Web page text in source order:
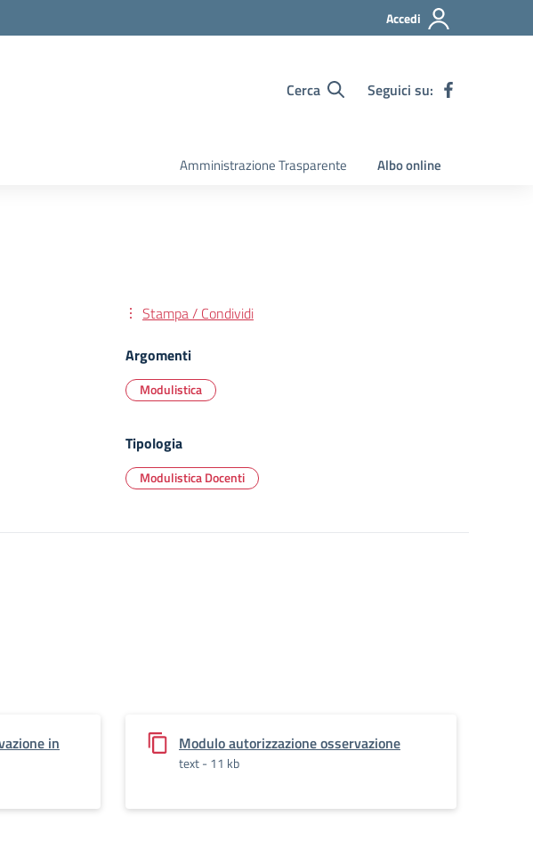
Accedi
Cerca Seguici su:
Amministrazione Trasparente Albo online
Stampa / Condividi
Argomenti
Modulistica
Tipologia
Modulistica Docenti
in
Modulo autorizzazione osservazione
text - 11 kb